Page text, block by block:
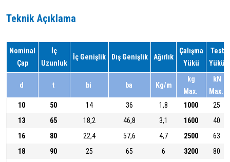
Teknik Açıklama
Nominal
Çap
İç
Uzunluk
İç Genişlik Dış Genişlik Ağırlık
Çalışma
Yükü
Test
Yükü
d t bi ba Kg/m
kg
Max.
kN
Max.
10
50 14 36 1,8 1000
25
13
65 18,2 46,8 3,1 1600
40
16
80 22,4 57,6 4,7 2500
63
18
90 25 65 6 3200
80